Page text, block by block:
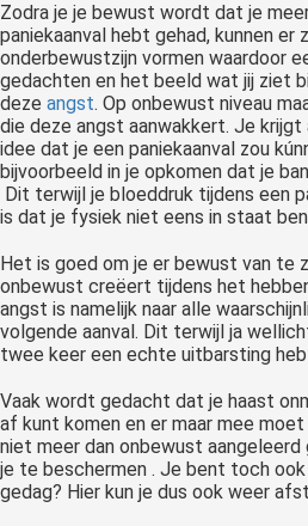
Zodra je je bewust wordt dat je
paniekaanval hebt gehad, kunnen er
onderbewustzijn vormen waardoor
gedachten en het beeld wat jij ziet
deze angst. Op onbewust niveau
die deze angst aanwakkert. Je
idee dat je een paniekaanval zou
bijvoorbeeld in je opkomen dat je
Dit terwijl je bloeddruk tijdens een
is dat je fysiek niet eens in staat
Het is goed om je er bewust van te
onbewust creëert tijdens het
angst is namelijk naar alle
volgende aanval. Dit terwijl ja
twee keer een echte uitbarsting
Vaak wordt gedacht dat je haast
af kunt komen en er maar mee
niet meer dan onbewust
je te beschermen . Je bent toch
gedag? Hier kun je dus ook weer